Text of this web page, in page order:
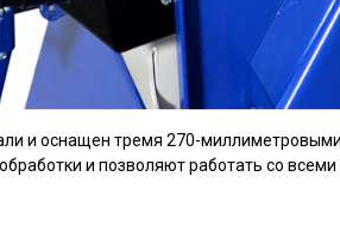
и оснащен тремя 270-
и позволяют работать со